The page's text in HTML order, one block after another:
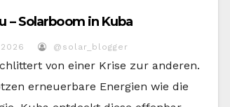
– Solarboom in Kuba
@solar_blogger
von einer Krise zur anderen.
erneuerbare Energien wie die